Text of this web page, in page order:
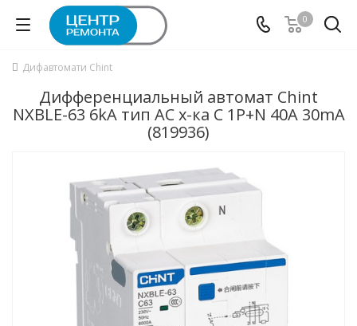
0
Дифавтомати Chint
Дифференциальный автомат Chint
NXBLE-63 6kA тип АС х-ка C 1P+N 40А 30mA
(819936)